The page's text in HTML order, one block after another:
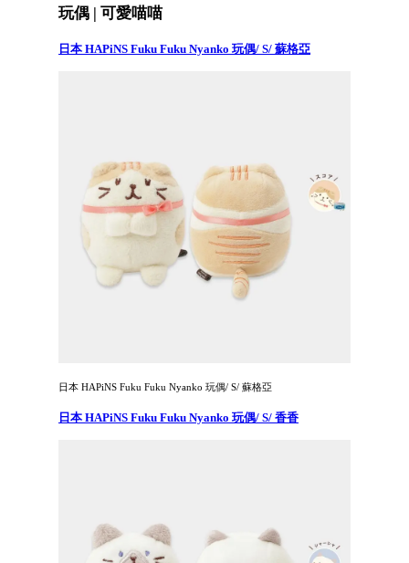
玩偶 | 可愛喵喵
日本 HAPiNS Fuku Fuku Nyanko 玩偶/ S/ 蘇格亞
日本 HAPiNS Fuku Fuku Nyanko 玩偶/ S/ 蘇格亞
日本 HAPiNS Fuku Fuku Nyanko 玩偶/ S/ 香香